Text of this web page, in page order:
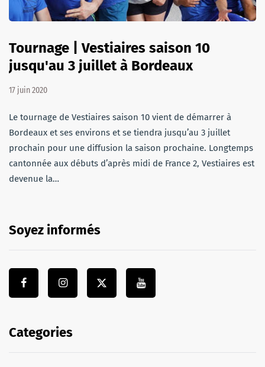
Tournage | Vestiaires saison 10
jusqu'au 3 juillet à Bordeaux
17 juin 2020
Le tournage de Vestiaires saison 10 vient de démarrer à
Bordeaux et ses environs et se tiendra jusqu’au 3 juillet
prochain pour une diffusion la saison prochaine. Longtemps
cantonnée aux débuts d’après midi de France 2, Vestiaires est
devenue la…
Soyez informés
Categories